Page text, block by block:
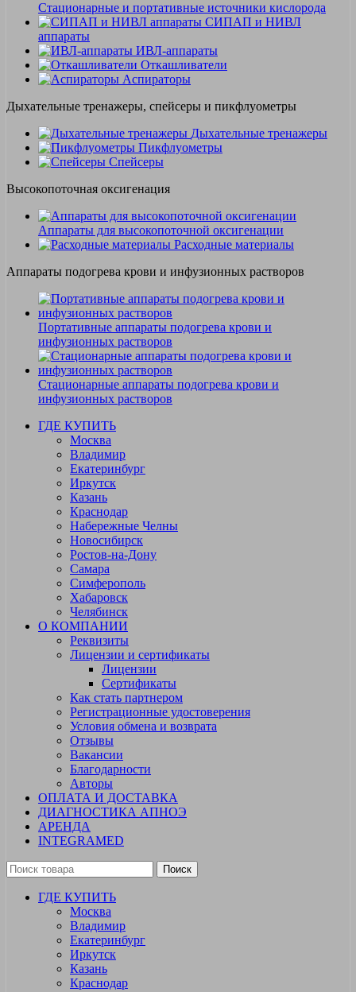
Стационарные и портативные источники кислорода
СИПАП и НИВЛ
аппараты
ИВЛ-аппараты
Откашливатели
Аспираторы
Дыхательные тренажеры, спейсеры и пикфлуометры
Дыхательные тренажеры
Пикфлуометры
Спейсеры
Высокопоточная оксигенация
Аппараты для высокопоточной оксигенации
Расходные материалы
Аппараты подогрева крови и инфузионных растворов
Портативные аппараты подогрева крови и
инфузионных растворов
Стационарные аппараты подогрева крови и
инфузионных растворов
ГДЕ КУПИТЬ
Москва
Владимир
Екатеринбург
Иркутск
Казань
Краснодар
Набережные Челны
Новосибирск
Ростов-на-Дону
Самара
Симферополь
Хабаровск
Челябинск
О КОМПАНИИ
Реквизиты
Лицензии и сертификаты
Лицензии
Сертификаты
Как стать партнером
Регистрационные удостоверения
Условия обмена и возврата
Отзывы
Вакансии
Благодарности
Авторы
ОПЛАТА И ДОСТАВКА
ДИАГНОСТИКА АПНОЭ
АРЕНДА
INTEGRAMED
Поиск
ГДЕ КУПИТЬ
Москва
Владимир
Екатеринбург
Иркутск
Казань
Краснодар